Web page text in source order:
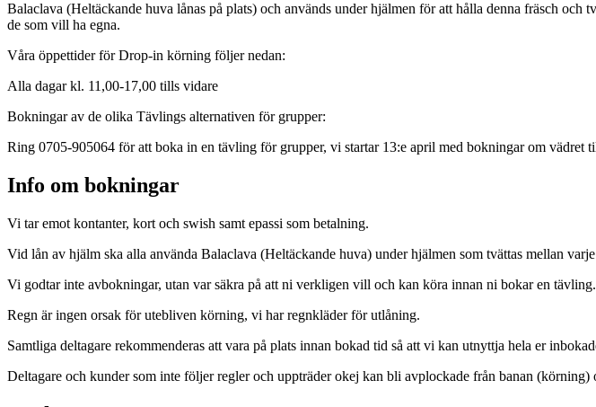
Balaclava (Heltäckande huva lånas på plats) och används under hjälmen för att hålla denna fräsch
de som vill ha egna.
Våra öppettider för Drop-in körning följer nedan:
Alla dagar kl. 11,00-17,00 tills vidare
Bokningar av de olika Tävlings alternativen för grupper:
Ring 0705-905064 för att boka in en tävling för grupper, vi startar 13:e april med bokningar om vädret
Info om bokningar
Vi tar emot kontanter, kort och swish samt epassi som betalning.
Vid lån av hjälm ska alla använda Balaclava (Heltäckande huva) under hjälmen som tvättas mellan
Vi godtar inte avbokningar, utan var säkra på att ni verkligen vill och kan köra innan ni bokar en tävling.
Regn är ingen orsak för utebliven körning, vi har regnkläder för utlåning.
Samtliga deltagare rekommenderas att vara på plats innan bokad tid så att vi kan utnyttja hela er
Deltagare och kunder som inte följer regler och uppträder okej kan bli avplockade från banan (körning)